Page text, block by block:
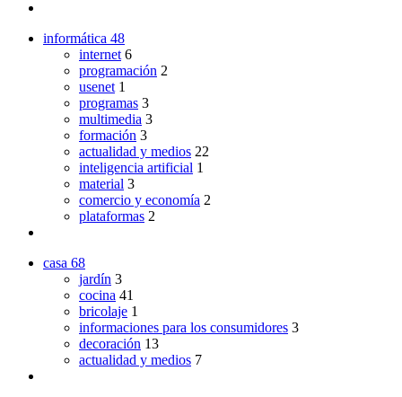
informática 48
internet 6
programación 2
usenet 1
programas 3
multimedia 3
formación 3
actualidad y medios 22
inteligencia artificial 1
material 3
comercio y economía 2
plataformas 2
casa 68
jardín 3
cocina 41
bricolaje 1
informaciones para los consumidores 3
decoración 13
actualidad y medios 7